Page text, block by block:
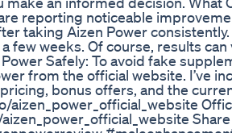
reporting noticeable
taking Aizen Power
few weeks. Of course, results can
Safely: To avoid fake
from the official website. I’ve
bonus offers, and the
aizen_power_official_website